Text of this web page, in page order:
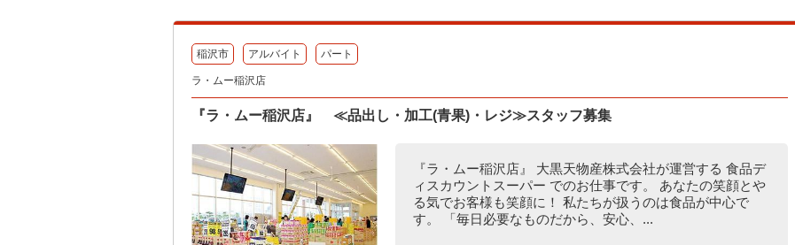
稲沢市 アルバイト パート
ラ・ムー稲沢店
『ラ・ムー稲沢店』 ≪品出し・加工(青果)・レジ≫スタッフ募集
『ラ・ムー稲沢店』 大黒天物産株式会社が運営する 食品デ
ィスカウントスーパー でのお仕事です。 あなたの笑顔とや
る気でお客様も笑顔に！ 私たちが扱うのは食品が中心で
す。 「毎日必要なものだから、安心、...